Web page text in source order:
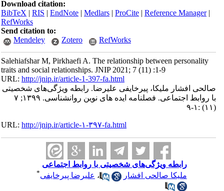
Download citation:
BibTeX|RIS|EndNote|Medlars|ProCite|Reference Manager
RefWorks
Send citation to:
Mendeley
Zotero RefWorks
Salehiafshar M, Pirkhaefi A. The relationship between personality
traits and social relationships. JNIP 2021; 7 (11) :1-9
URL:http://jnip.ir/article-1-397-fa.html
صالحی افشار ملیکا، پیرخایفی علیرضا. رابطه ویژگی‌های شخصیتی
با روابط اجتماعی. فصلنامه ایده های نوین روانشناسی. ۱۳۹۹; ۷
URL:http://jnip.ir/article-۱-۳۹۷-fa.html
رابطه ویژگی‌های شخصیتی با روابط اجتماعی
ملیکا صالحی افشار
،علیرضا پیرخایفی